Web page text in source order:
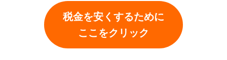
税金を安くするために
ここをクリック